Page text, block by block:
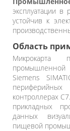
эксплуатации
устойчив к
Область
Микрокарта
промышленной
Siemens
контроллерах
прикладных
данных
пищевой